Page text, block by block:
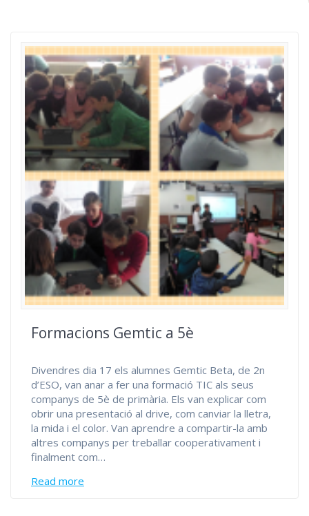
Formacions Gemtic a 5è
Divendres dia 17 els alumnes Gemtic Beta, de 2n
d’ESO, van anar a fer una formació TIC als seus
companys de 5è de primària. Els van explicar com
obrir una presentació al drive, com canviar la lletra,
la mida i el color. Van aprendre a compartir-la amb
altres companys per treballar cooperativament i
finalment com…
Read more